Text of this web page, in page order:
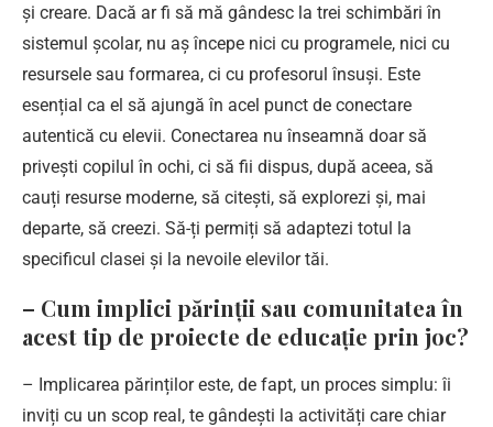
și creare. Dacă ar fi să mă gândesc la trei schimbări în
sistemul școlar, nu aș începe nici cu programele, nici cu
resursele sau formarea, ci cu profesorul însuși. Este
esențial ca el să ajungă în acel punct de conectare
autentică cu elevii. Conectarea nu înseamnă doar să
privești copilul în ochi, ci să fii dispus, după aceea, să
cauți resurse moderne, să citești, să explorezi și, mai
departe, să creezi. Să-ți permiți să adaptezi totul la
specificul clasei și la nevoile elevilor tăi.
– Cum implici părinții sau comunitatea în
acest tip de proiecte de educație prin joc?
– Implicarea părinților este, de fapt, un proces simplu: îi
inviți cu un scop real, te gândești la activități care chiar